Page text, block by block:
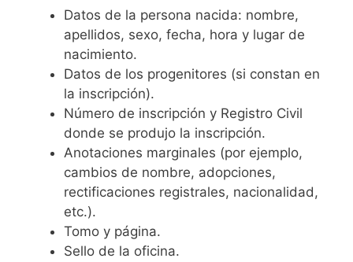
Datos de la persona nacida: nombre,
apellidos, sexo, fecha, hora y lugar de
nacimiento.
Datos de los progenitores (si constan en
la inscripción).
Número de inscripción y Registro Civil
donde se produjo la inscripción.
Anotaciones marginales (por ejemplo,
cambios de nombre, adopciones,
rectificaciones registrales, nacionalidad,
etc.).
Tomo y página.
Sello de la oficina.